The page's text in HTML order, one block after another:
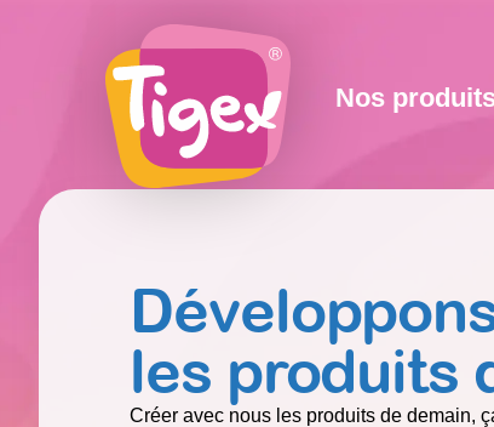
Nos
les produits
Créer avec nous les produits de demain,